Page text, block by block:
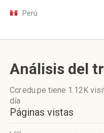
Perú
Análisis del
Ccr.edu.pe tiene 1.12K
día
Páginas vistas